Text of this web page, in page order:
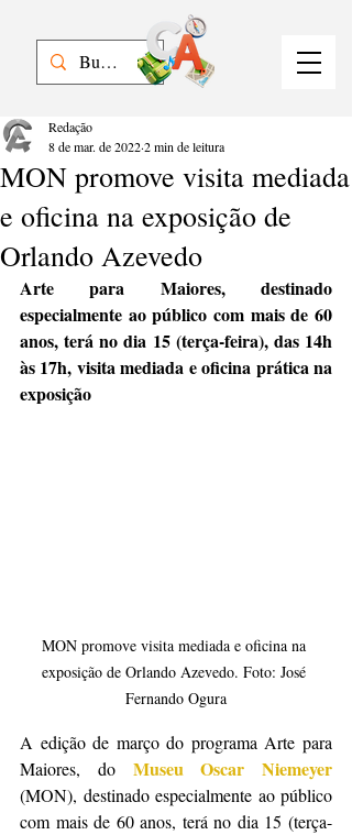
MON promove visita mediada
e oficina na exposição de
Orlando Azevedo
Redação
8 de mar. de 20222 min de leitura
Arte para Maiores, destinado
especialmente ao público com mais de 60
anos, terá no dia 15 (terça-feira), das 14h
às 17h, visita mediada e oficina prática na
exposição
MON promove visita mediada e oficina na
exposição de Orlando Azevedo. Foto: José
Fernando Ogura
A edição de março do programa Arte para
Maiores, do Museu Oscar Niemeyer
(MON), destinado especialmente ao público
com mais de 60 anos, terá no dia 15 (terça-